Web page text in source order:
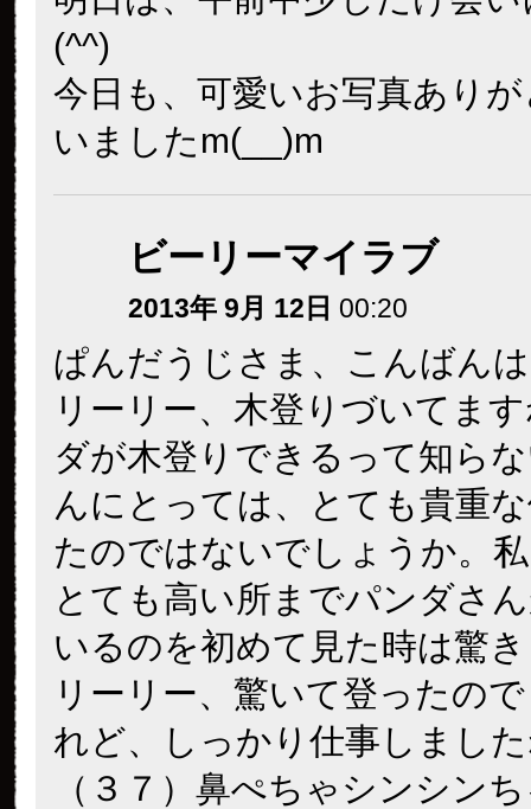
(^^)
今日も、可愛いお写真あり
いましたm(__)m
ビーリーマイラブ
2013年 9月 12日 00:20
ぱんだうじさま、こんばん
リーリー、木登りづいてま
ダが木登りできるって知ら
んにとっては、とても貴重
たのではないでしょうか。
とても高い所までパンダさ
いるのを初めて見た時は驚
リーリー、驚いて登ったの
れど、しっかり仕事しまし
（３７）鼻ぺちゃシンシン